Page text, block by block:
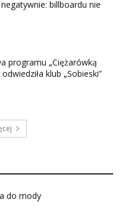
billboardu nie
programu „Ciężarówką
klub „Sobieski”
do mody